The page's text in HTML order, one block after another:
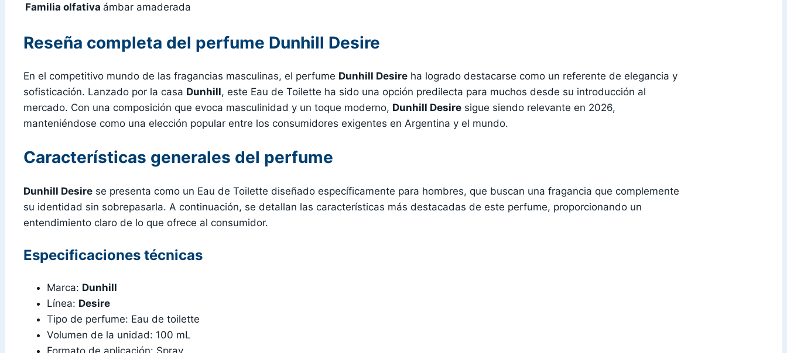
Familia olfativa ámbar amaderada
Reseña completa del perfume Dunhill Desire
En el competitivo mundo de las fragancias masculinas, el perfume Dunhill Desire ha logrado destacarse como un referente de elegancia y
sofisticación. Lanzado por la casa Dunhill, este Eau de Toilette ha sido una opción predilecta para muchos desde su introducción al
mercado. Con una composición que evoca masculinidad y un toque moderno, Dunhill Desire sigue siendo relevante en 2026,
manteniéndose como una elección popular entre los consumidores exigentes en Argentina y el mundo.
Características generales del perfume
Dunhill Desire se presenta como un Eau de Toilette diseñado específicamente para hombres, que buscan una fragancia que complemente
su identidad sin sobrepasarla. A continuación, se detallan las características más destacadas de este perfume, proporcionando un
entendimiento claro de lo que ofrece al consumidor.
Especificaciones técnicas
Marca: Dunhill
Línea: Desire
Tipo de perfume: Eau de toilette
Volumen de la unidad: 100 mL
Formato de aplicación: Spray